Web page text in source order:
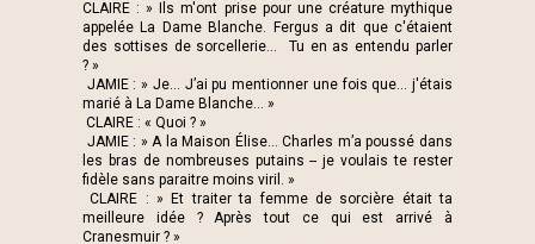
CLAIRE : » Ils m'ont prise pour une créature mythique
appelée La Dame Blanche. Fergus a dit que c'étaient
des sottises de sorcellerie... Tu en as entendu parler
? »
JAMIE : » Je... J’ai pu mentionner une fois que... j'étais
marié à La Dame Blanche… »
CLAIRE : « Quoi ? »
JAMIE : » A la Maison Élise... Charles m’a poussé dans
les bras de nombreuses putains -- je voulais te rester
fidèle sans paraitre moins viril. »
CLAIRE : » Et traiter ta femme de sorcière était ta
meilleure idée ? Après tout ce qui est arrivé à
Cranesmuir ? »